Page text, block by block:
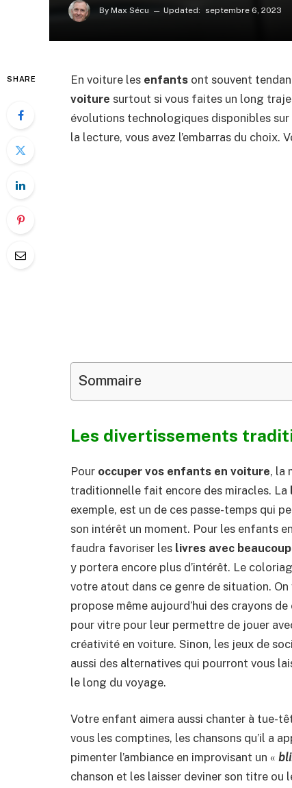
By Max Sécu Updated: septembre 6, 2023
SHARE En voiture les enfants ont souvent
voiture surtout si vous faites un long
évolutions technologiques disponibles
la lecture, vous avez l’embarras du choix.
Sommaire
Les divertissements
Pour occuper vos enfants en voiture, la
traditionnelle fait encore des miracles. La
exemple, est un de ces passe-temps qui
son intérêt un moment. Pour les enfants
faudra favoriser les livres avec beaucoup
y portera encore plus d’intérêt. Le
votre atout dans ce genre de situation. On
propose même aujourd’hui des crayons
pour vitre pour leur permettre de jouer
créativité en voiture. Sinon, les jeux de
aussi des alternatives qui pourront vous
le long du voyage.
Votre enfant aimera aussi chanter à tue-
vous les comptines, les chansons qu’il a
pimenter l’ambiance en improvisant un «
chanson et les laisser deviner son titre ou